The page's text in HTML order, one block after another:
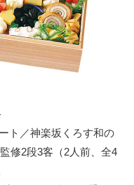
ト／神楽坂くろす和の
修2段3客（2人前、全4